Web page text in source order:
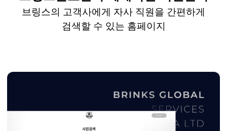
브링스의 고객사에게 자사 직원을 간편하게
검색할 수 있는 홈페이지